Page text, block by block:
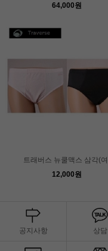
64,000원
트래버스 뉴쿨맥스 삼각(
12,000원
공지사항 상담